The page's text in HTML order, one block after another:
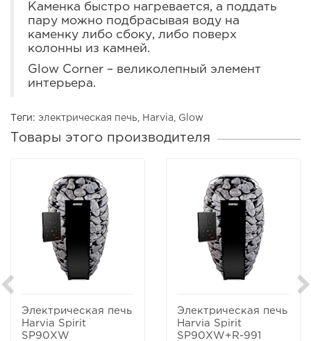
Каменка быстро нагревается, а поддать
пару можно подбрасывая воду на
каменку либо сбоку, либо поверх
колонны из камней.
Glow Corner – великолепный элемент
интерьера.
Теги: электрическая печь Harvia Glow
Товары этого производителя
Электрическая печь
Harvia Spirit
SP90XW
Электрическая печь
Harvia Spirit
SP90XW+R-991